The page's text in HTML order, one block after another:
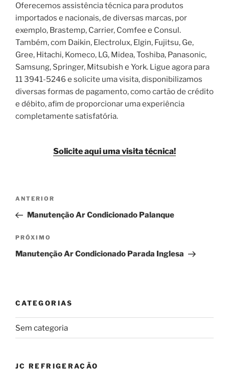
Oferecemos assistência técnica para produtos
importados e nacionais, de diversas marcas, por
exemplo, Brastemp, Carrier, Comfee e Consul.
Também, com Daikin, Electrolux, Elgin, Fujitsu, Ge,
Gree, Hitachi, Komeco, LG, Midea, Toshiba, Panasonic,
Samsung, Springer, Mitsubish e York. Ligue agora para
11 3941-5246 e solicite uma visita, disponibilizamos
diversas formas de pagamento, como cartão de crédito
e débito, afim de proporcionar uma experiência
completamente satisfatória.
Solicite aqui uma visita técnica!
Navegação
Post
Post
anterior
ANTERIOR
Manutenção Ar Condicionado Palanque
Próximo
post
PRÓXIMO
Manutenção Ar Condicionado Parada Inglesa
CATEGORIAS
Sem categoria
JC REFRIGERAÇÃO